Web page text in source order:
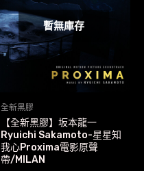
暫無庫存
全新黑膠
【全新黑膠】坂本龍一
Ryuichi Sakamoto-星星知
我心Proxima電影原聲
帶/MILAN